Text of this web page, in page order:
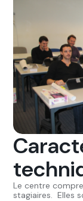
Le centre
stagiaires. Elles